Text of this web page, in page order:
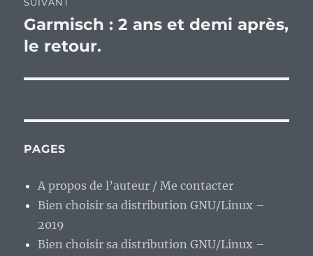
SUIVANT
Publication
suivante :
Garmisch : 2 ans et demi après,
le retour.
PAGES
A propos de l’auteur / Me contacter
Bien choisir sa distribution GNU/Linux –
2019
Bien choisir sa distribution GNU/Linux –